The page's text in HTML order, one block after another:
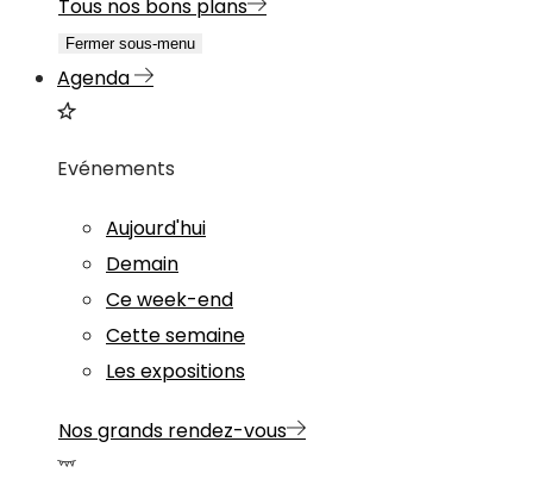
Tous nos bons plans
Fermer sous-menu
Agenda
Evénements
Aujourd'hui
Demain
Ce week-end
Cette semaine
Les expositions
Nos grands rendez-vous